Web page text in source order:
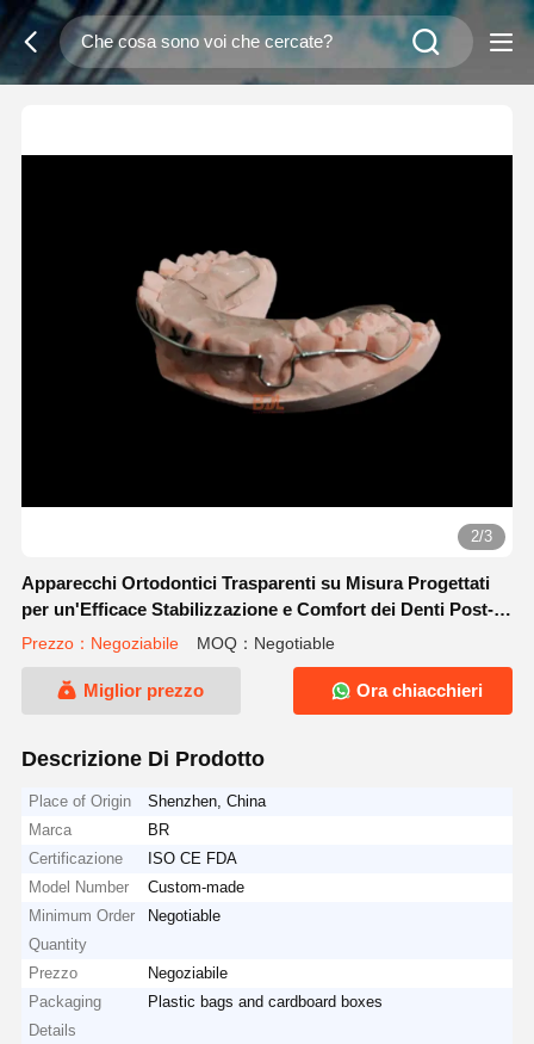
2/3
Apparecchi Ortodontici Trasparenti su Misura Progettati
per un'Efficace Stabilizzazione e Comfort dei Denti Post-
Apparecchio
Prezzo：Negoziabile MOQ：Negotiable
Miglior prezzo Ora chiacchieri
Descrizione Di Prodotto
Place of Origin
Shenzhen, China
Marca
BR
Certificazione
ISO CE FDA
Model Number
Custom-made
Minimum Order
Quantity
Negotiable
Prezzo
Negoziabile
Packaging
Details
Plastic bags and cardboard boxes